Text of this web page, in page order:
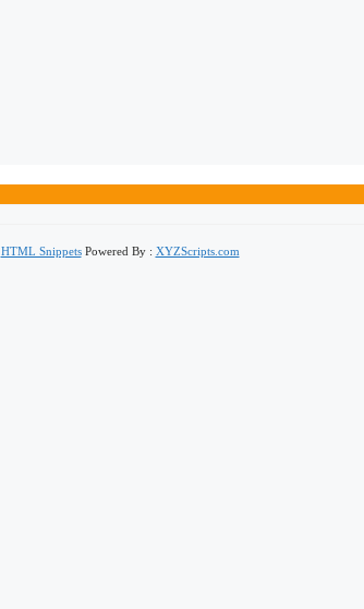
HTML SnippetsPowered By : XYZScripts.com